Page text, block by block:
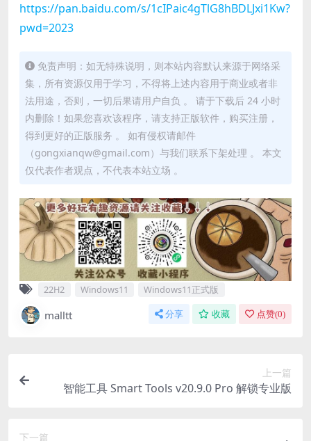
https://pan.baidu.com/s/1cIPaic4gTlG8hBDLJxi1Kw?
pwd=2023
免责声明：如无特殊说明，则本站内容默认来源于网络采
集，所有资源仅用于学习，不得将上述内容用于商业或者非
法用途，否则，一切后果请用户自负 。 请于下载后 24 小时
内删除！如果您喜欢该程序，请支持正版软件，购买注册，
得到更好的正版服务 。 如有侵权请邮件
（gongxianqw@gmail.com）与我们联系下架处理 。 本文
仅代表作者观点，不代表本站立场 。
22H2 Windows11 Windows11正式版
malltt 分享 收藏 点赞(0)
上一篇
智能工具 Smart Tools v20.9.0 Pro 解锁专业版
下一篇